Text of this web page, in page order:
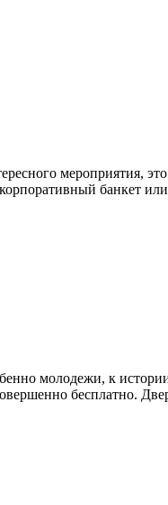
мероприятия,
банкет
молодежи, к
бесплатно.